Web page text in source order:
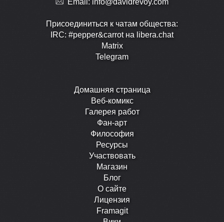
Email: info@davidrevoy.com
Присоединиться к чатам общества:
IRC: #pepper&carrot на libera.chat
Matrix
Telegram
Домашняя страница
Веб-комикс
Галерея работ
Фан-арт
Философия
Ресурсы
Участвовать
Магазин
Блог
О сайте
Лицензия
Framagit